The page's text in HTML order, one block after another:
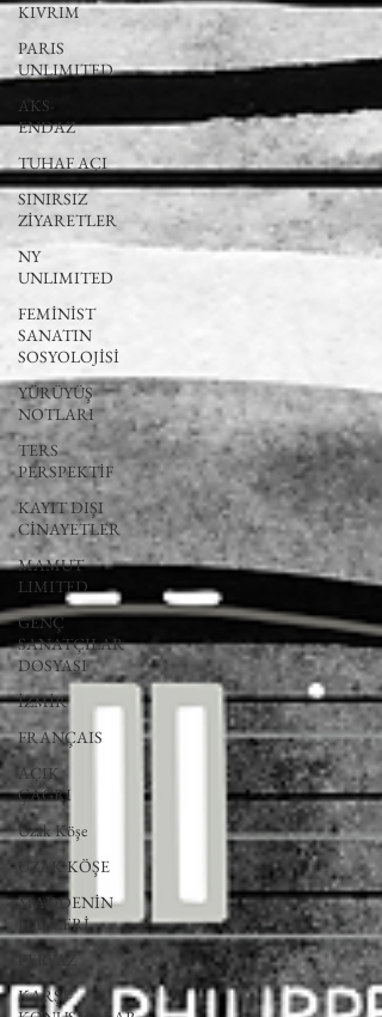
KIVRIM
PARIS
UNLIMITED
AKS-
ENDAZ
TUHAF AÇI
SINIRSIZ
ZİYARETLER
NY
UNLIMITED
FEMİNİST
SANATIN
SOSYOLOJİSİ
YÜRÜYÜŞ
NOTLARI
TERS
PERSPEKTİF
KAYIT DIŞI
CİNAYETLER
MAMUT
LIMITED
GENÇ
SANATÇILAR
DOSYASI
İZMİR
FRANÇAIS
AÇIK
ÇAĞRI
Uzak Köşe
UZAK KÖŞE
MADDENİN
HALLERİ
PERVAZ
KARŞI-